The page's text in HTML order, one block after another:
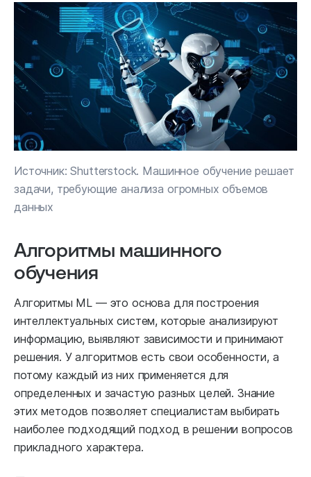
Источник: Shutterstock. Машинное обучение решает
задачи, требующие анализа огромных объемов
данных
Алгоритмы машинного
обучения
Алгоритмы ML — это основа для построения
интеллектуальных систем, которые анализируют
информацию, выявляют зависимости и принимают
решения. У алгоритмов есть свои особенности, а
потому каждый из них применяется для
определенных и зачастую разных целей. Знание
этих методов позволяет специалистам выбирать
наиболее подходящий подход в решении вопросов
прикладного характера.